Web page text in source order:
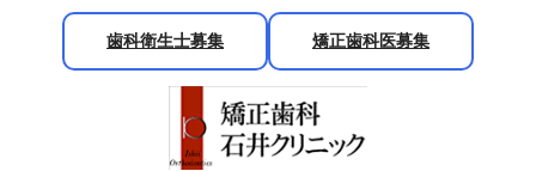
歯科衛生士募集 矯正歯科医募集